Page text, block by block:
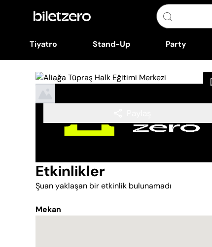
Tiyatro Stand-Up Party
Etkinlikler
Şuan yaklaşan bir etkinlik bulunamadı
Mekan